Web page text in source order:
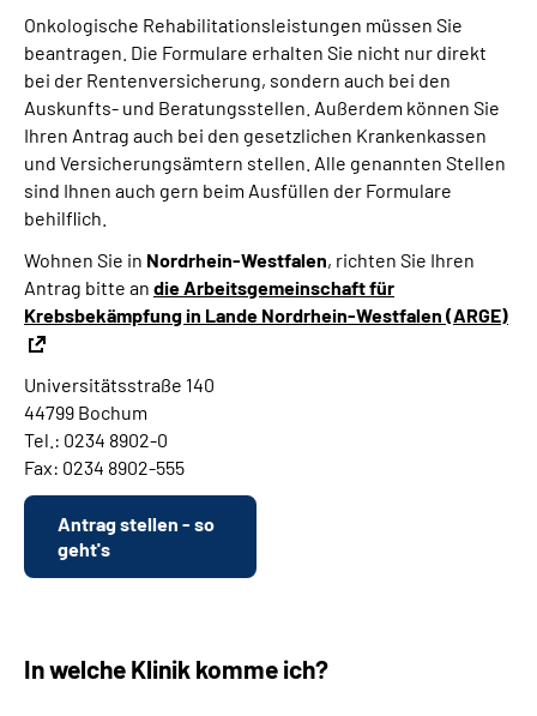
Onkologische Rehabilitationsleistungen müssen Sie
beantragen. Die Formulare erhalten Sie nicht nur direkt
bei der Rentenversicherung, sondern auch bei den
Auskunfts- und Beratungsstellen. Außerdem können Sie
Ihren Antrag auch bei den gesetzlichen Krankenkassen
und Versicherungsämtern stellen. Alle genannten Stellen
sind Ihnen auch gern beim Ausfüllen der Formulare
behilflich.
Wohnen Sie in Nordrhein-Westfalen, richten Sie Ihren
Antrag bitte an die Arbeitsgemeinschaft für
Krebsbekämpfung in Lande Nordrhein-Westfalen (ARGE)
Universitätsstraße 140
44799 Bochum
Tel.: 0234 8902-0
Fax: 0234 8902-555
Antrag stellen - so
geht's
In welche Klinik komme ich?